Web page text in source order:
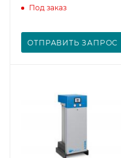
CDX100
Под заказ
ОТПРАВИТЬ ЗАПРОС